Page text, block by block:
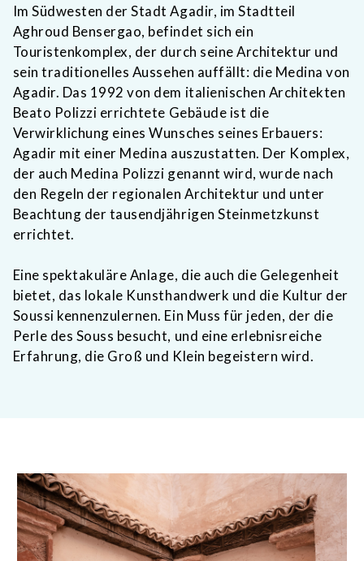
Im Südwesten der Stadt Agadir, im Stadtteil
Aghroud Bensergao, befindet sich ein
Touristenkomplex, der durch seine Architektur und
sein traditionelles Aussehen auffällt: die Medina von
Agadir. Das 1992 von dem italienischen Architekten
Beato Polizzi errichtete Gebäude ist die
Verwirklichung eines Wunsches seines Erbauers:
Agadir mit einer Medina auszustatten. Der Komplex,
der auch Medina Polizzi genannt wird, wurde nach
den Regeln der regionalen Architektur und unter
Beachtung der tausendjährigen Steinmetzkunst
errichtet.
Eine spektakuläre Anlage, die auch die Gelegenheit
bietet, das lokale Kunsthandwerk und die Kultur der
Soussi kennenzulernen. Ein Muss für jeden, der die
Perle des Souss besucht, und eine erlebnisreiche
Erfahrung, die Groß und Klein begeistern wird.